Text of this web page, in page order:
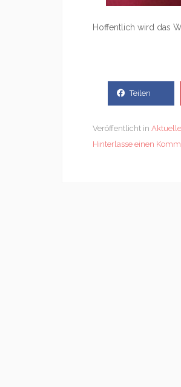
Hoffentlich wird das
Teilen
Veröffentlicht in
Hinterlasse einen